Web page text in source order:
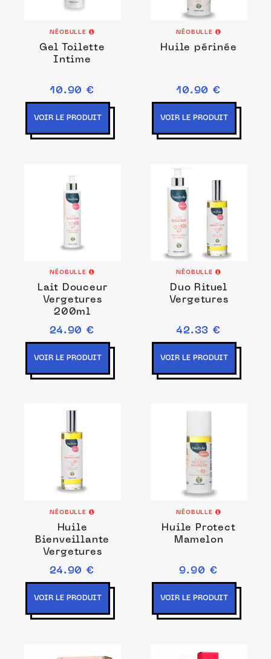
NÉOBULLE
Gel Toilette
Intime
10.90 €
VOIR LE PRODUIT
NÉOBULLE
Huile périnée
10.90 €
VOIR LE PRODUIT
NÉOBULLE
Lait Douceur
Vergetures
200ml
24.90 €
VOIR LE PRODUIT
NÉOBULLE
Duo Rituel
Vergetures
42.33 €
VOIR LE PRODUIT
NÉOBULLE
Huile
Bienveillante
Vergetures
24.90 €
VOIR LE PRODUIT
NÉOBULLE
Huile Protect
Mamelon
9.90 €
VOIR LE PRODUIT